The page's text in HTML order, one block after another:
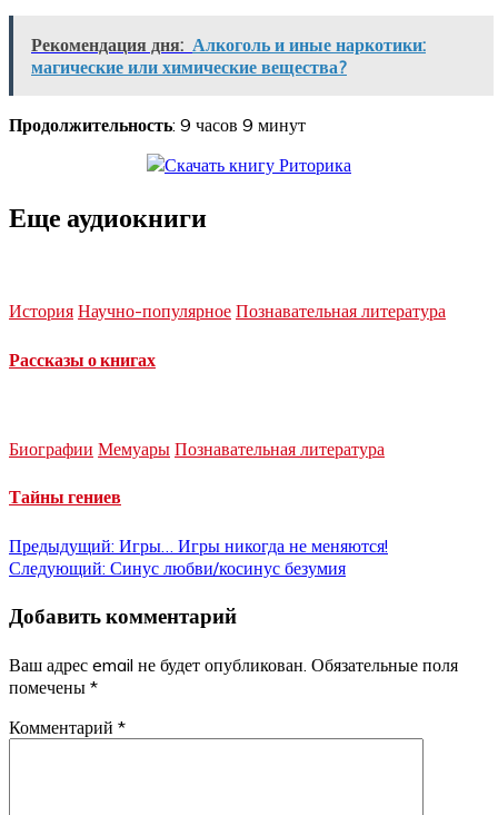
Рекомендация дня: Алкоголь и иные наркотики:
магические или химические вещества?
Продолжительность: 9 часов 9 минут
Еще аудиокниги
История Научно-популярное Познавательная литература
Рассказы о книгах
Биографии Мемуары Познавательная литература
Тайны гениев
Навигация
записям
Предыдущий: Игры… Игры никогда не меняются!
Следующий: Синус любви/косинус безумия
Добавить комментарий
Ваш адрес email не будет опубликован. Обязательные поля
помечены *
Комментарий *